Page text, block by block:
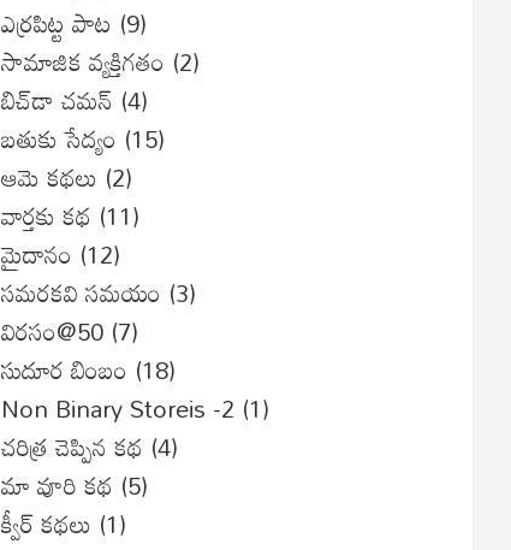
ఎర్రపిట్ట పాట (9)
సామాజిక వ్యక్తిగతం (2)
బిచ్‌డా చమన్ (4)
బతుకు సేద్యం (15)
ఆమె కథలు (2)
వార్తకు కథ (11)
మైదానం (12)
సమరకవి సమయం (3)
విరసం@50 (7)
సుదూర బింబం (18)
Non Binary Storeis -2 (1)
చరిత్ర చెప్పిన కథ (4)
మా వూరి కథ (5)
క్వీర్ కథలు (1)